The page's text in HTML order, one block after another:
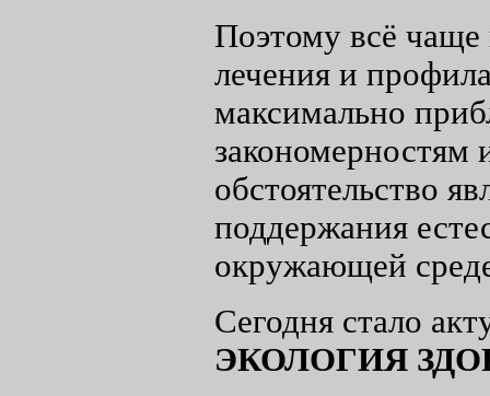
Поэтому всё чаще
лечения и
максимально
закономерностям
обстоятельство
поддержания
окружающей
Сегодня стало
ЭКОЛОГИЯ